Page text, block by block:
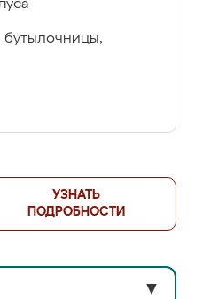
бутылочницы,
УЗНАТЬ
ПОДРОБНОСТИ
▼